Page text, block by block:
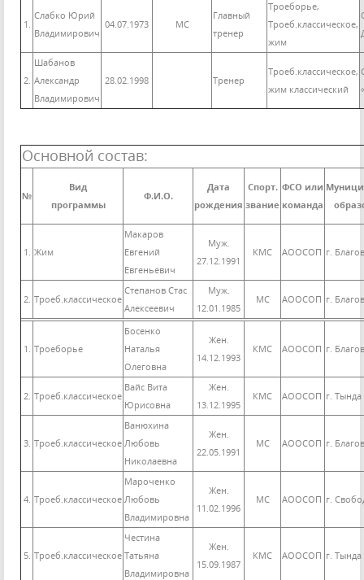
1.
Слабко Юрий
Владимирович
04.07.1973 МС
Главный
тренер
Троеборье,
Троеб.классическое,
жим
2.
Шабанов
Александр
Владимирович
28.02.1998 Тренер
Троеб.классическое,
жим классический
Основной состав:
№
Вид
программы
Ф.И.О.
Дата
рождения
Спорт.
звание
ФСО или
команда
1. Жим
Макаров
Евгений
Евгеньевич
Муж.
27.12.1991
КМС АООСОП г.
2. Троеб.классическое
Степанов Стас
Алексеевич
Муж.
12.01.1985
МС АООСОП г.
1. Троеборье
Босенко
Наталья
Олеговна
Жен.
14.12.1993
КМС АООСОП г.
2. Троеб.классическое
Вайс Вита
Юрисовна
Жен.
13.12.1995
КМС АООСОП г. Тында
3. Троеб.классическое
Ванюхина
Любовь
Николаевна
Жен.
22.05.1991
МС АООСОП г.
4. Троеб.классическое
Мароченко
Любовь
Владимировна
Жен.
11.02.1996
МС АООСОП г.
5. Троеб.классическое
Честина
Татьяна
Владимировна
Жен.
15.09.1987
КМС АООСОП г. Тында